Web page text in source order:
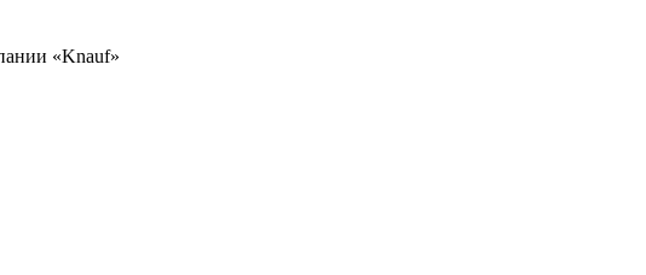
«Knauf»